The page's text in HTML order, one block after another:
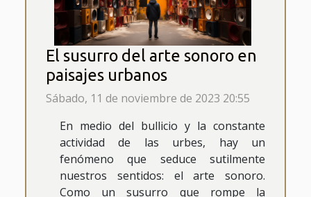
El susurro del arte sonoro en
paisajes urbanos
Sábado, 11 de noviembre de 2023 20:55
En medio del bullicio y la constante
actividad de las urbes, hay un
fenómeno que seduce sutilmente
nuestros sentidos: el arte sonoro.
Como un susurro que rompe la